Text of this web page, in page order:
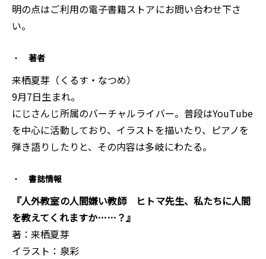
明の点はご利用の電子書籍ストアにお問い合わせ下さ
い。
著者
来栖夏芽（くるす・なつめ）
9月7日生まれ。
にじさんじ所属のバーチャルライバー。普段はYouTube
を中心に活動しており、イラストを描いたり、ピアノを
弾き語りしたりと、その内容は多岐にわたる。
書誌情報
『人外教室の人間嫌い教師 ヒトマ先生、私たちに人間
を教えてくれますか……？』
著：来栖夏芽
イラスト：泉彩